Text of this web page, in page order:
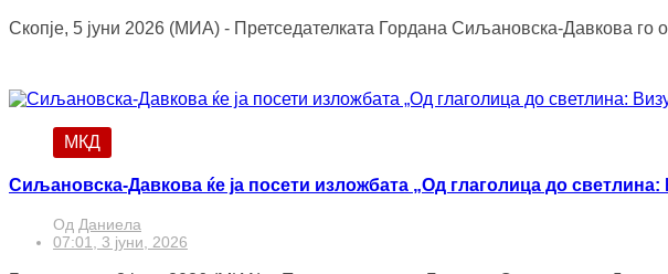
Скопје, 5 јуни 2026 (МИА) - Претседателката Гордана Сиљановска-Давкова го
МКД
Сиљановска-Давкова ќе ја посети изложбата „Од глаголица до
Од Даниела
07:01, 3 јуни, 2026